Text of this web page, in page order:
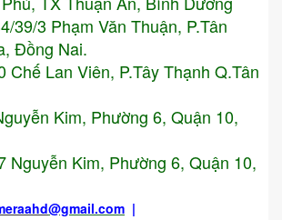
39/3 Phạm Văn Thuận, P.Tân
Đồng Nai.
Chế Lan Viên, P.Tây Thạnh Q.Tân
Kim, Phường 6, Quận 10,
Nguyễn Kim, Phường 6, Quận 10,
@gmail.com |